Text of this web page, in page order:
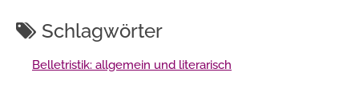
Schlagwörter
Belletristik: allgemein und literarisch